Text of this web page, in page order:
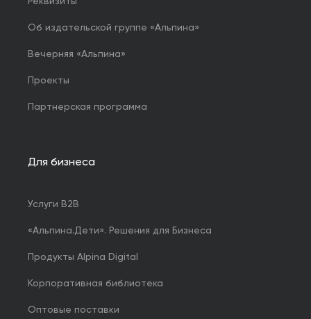
Об издательской группе «Альпина»
Вечерняя «Альпина»
Проекты
Партнерская программа
Для бизнеса
Услуги B2B
«Альпина.Дети». Решения для Бизнеса
Продукты Alpina Digital
Корпоративная библиотека
Оптовые поставки